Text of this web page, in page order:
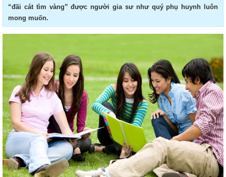
“đãi cát tìm vàng” được người gia sư như quý phụ huynh luôn
mong muốn.